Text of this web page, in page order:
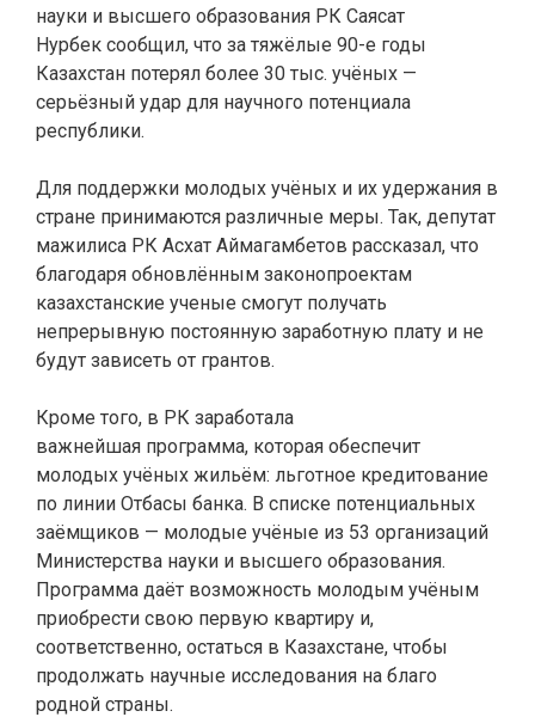
науки и высшего образования РК Саясат
Нурбек сообщил, что за тяжёлые 90-е годы
Казахстан потерял более 30 тыс. учёных —
серьёзный удар для научного потенциала
республики.
Для поддержки молодых учёных и их удержания в
стране принимаются различные меры. Так, депутат
мажилиса РК Асхат Аймагамбетов рассказал, что
благодаря обновлённым законопроектам
казахстанские ученые смогут получать
непрерывную постоянную заработную плату и не
будут зависеть от грантов.
Кроме того, в РК заработала
важнейшая программа, которая обеспечит
молодых учёных жильём: льготное кредитование
по линии Отбасы банка. В списке потенциальных
заёмщиков — молодые учёные из 53 организаций
Министерства науки и высшего образования.
Программа даёт возможность молодым учёным
приобрести свою первую квартиру и,
соответственно, остаться в Казахстане, чтобы
продолжать научные исследования на благо
родной страны.